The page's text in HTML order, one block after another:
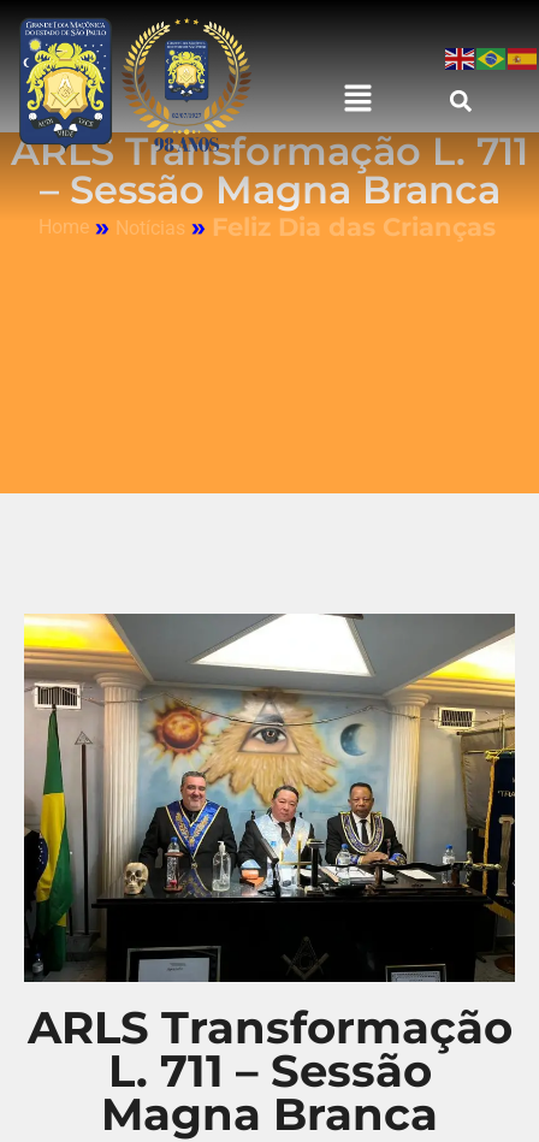
ARLS Transformação L. 711
– Sessão Magna Branca
Home » Notícias » Feliz Dia das Crianças
ARLS Transformação
L. 711 – Sessão
Magna Branca